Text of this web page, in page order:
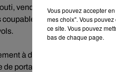
vendredi 5 avril dernier, à
coupables, âgés de 21, 25, 29
à déterminer le nombre
portables à lui seul. Le
Vous pouvez accepter
mes choix". Vous
ce site. Vous pouvez
bas de chaque page.